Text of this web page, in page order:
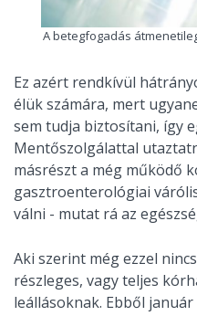
A betegfogadás
Ez azért rendkívül
élük számára, mert
sem tudja biztosítani, így
Mentőszolgálattal
másrészt a még működő
gasztroenterológiai
válni - mutat rá az
Aki szerint még ezzel
részleges, vagy teljes
leállásoknak. Ebből